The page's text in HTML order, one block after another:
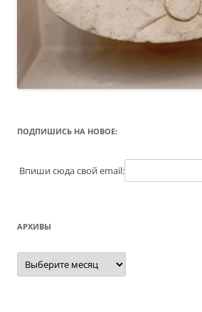
ПОДПИШИСЬ НА НОВОЕ:
Впиши сюда свой email:
АРХИВЫ
Архивы